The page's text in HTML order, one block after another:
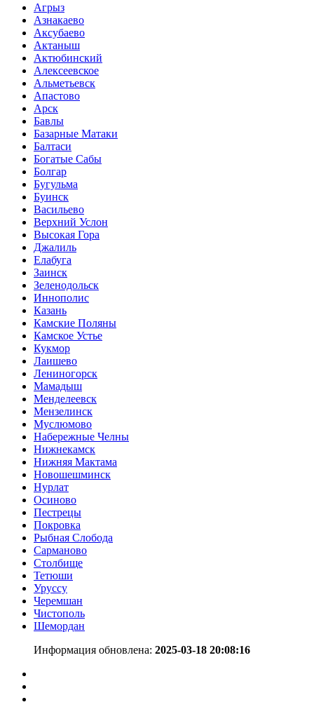
Агрыз
Азнакаево
Аксубаево
Актаныш
Актюбинский
Алексеевское
Альметьевск
Апастово
Арск
Бавлы
Базарные Матаки
Балтаси
Богатые Сабы
Болгар
Бугульма
Буинск
Васильево
Верхний Услон
Высокая Гора
Джалиль
Елабуга
Заинск
Зеленодольск
Иннополис
Казань
Камские Поляны
Камское Устье
Кукмор
Лаишево
Лениногорск
Мамадыш
Менделеевск
Мензелинск
Муслюмово
Набережные Челны
Нижнекамск
Нижняя Мактама
Новошешминск
Нурлат
Осиново
Пестрецы
Покровка
Рыбная Слобода
Сарманово
Столбище
Тетюши
Уруссу
Черемшан
Чистополь
Шемордан
Информация обновлена: 2025-03-18 20:08:16